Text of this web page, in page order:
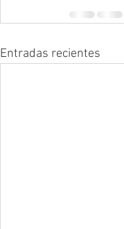
Entradas recientes